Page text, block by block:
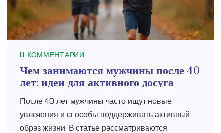
0 КОММЕНТАРИИ
Чем занимаются мужчины после 40
лет: идеи для активного досуга
После 40 лет мужчины часто ищут новые
увлечения и способы поддерживать активный
образ жизни. В статье рассматриваются